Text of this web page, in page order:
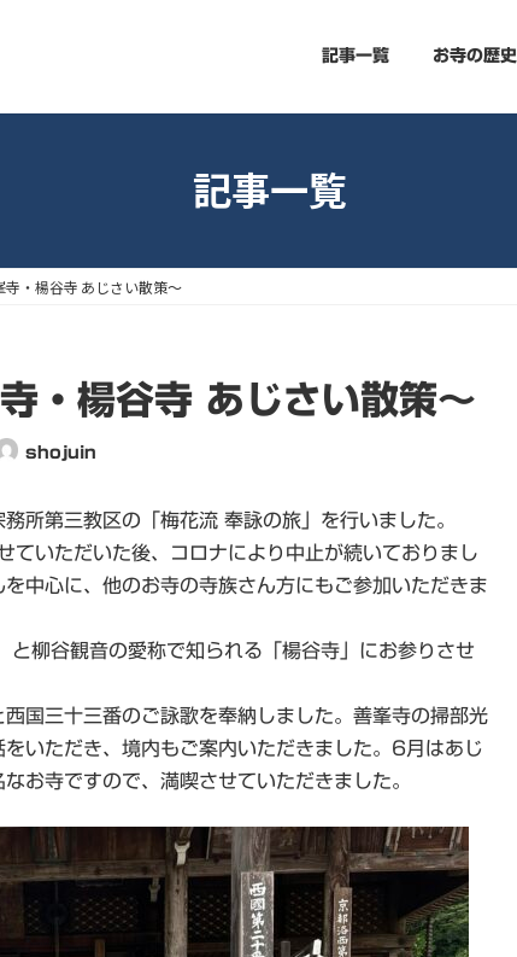
記事一覧 お寺の歴史
記事一覧
・楊谷寺 あじさい散策～
・楊谷寺 あじさい散策～
shojuin
所第三教区の「梅花流 奉詠の旅」を行いました。
いただいた後、コロナにより中止が続いておりまし
中心に、他のお寺の寺族さん方にもご参加いただきま
柳谷観音の愛称で知られる「楊谷寺」にお参りさせ
国三十三番のご詠歌を奉納しました。善峯寺の掃部光
いただき、境内もご案内いただきました。6月はあじ
お寺ですので、満喫させていただきました。